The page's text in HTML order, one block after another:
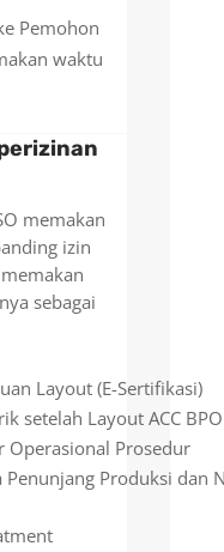
Pemohon
waktu
memakan
izin
sebagai
Layout (E-Sertifikasi)
setelah Layout ACC
Operasional Prosedur
Penunjang Produksi dan